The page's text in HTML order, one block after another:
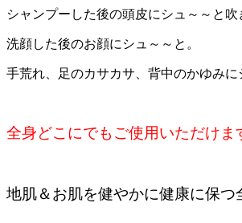
シャンプーした後の頭皮にシュ～～と吹
洗顔した後のお顔にシュ～～と。
手荒れ、足のカサカサ、背中のかゆみに
全身どこにでもご使用いただけま
地肌＆お肌を健やかに健康に保つ